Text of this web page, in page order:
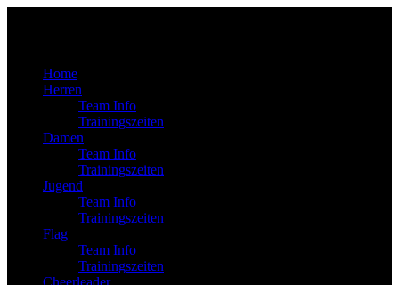
Home
Herren
Team Info
Trainingszeiten
Damen
Team Info
Trainingszeiten
Jugend
Team Info
Trainingszeiten
Flag
Team Info
Trainingszeiten
Cheerleader